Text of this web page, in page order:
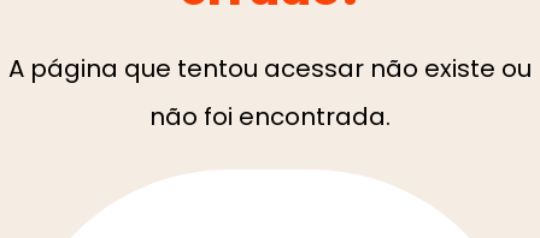
A página que tentou acessar não existe ou
não foi encontrada.